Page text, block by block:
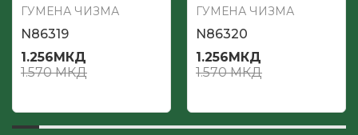
ГУМЕНА ЧИЗМА
N86319
1.256МКД
1.570МКД
ГУМЕНА ЧИЗМА
N86320
1.256МКД
1.570МКД